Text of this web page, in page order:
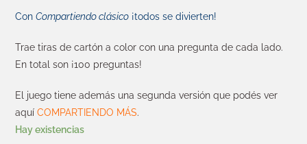
ConCompartiendo clásico ¡todos se divierten!
Trae tiras de cartón a color con una pregunta de cada lado.
En total son ¡100 preguntas!
El juego tiene además una segunda versión que podés ver
aquíCOMPARTIENDO MÁS.
Hay existencias